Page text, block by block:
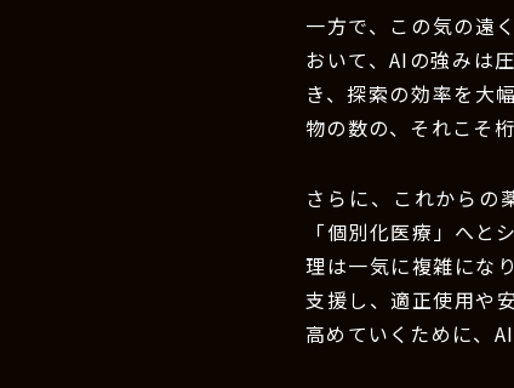
一方で、この気の遠
おいて、AIの強みは
き、探索の効率を大
物の数の、それこそ
さらに、これからの
「個別化医療」へ
理は一気に複雑にな
支援し、適正使用や
高めていくために、